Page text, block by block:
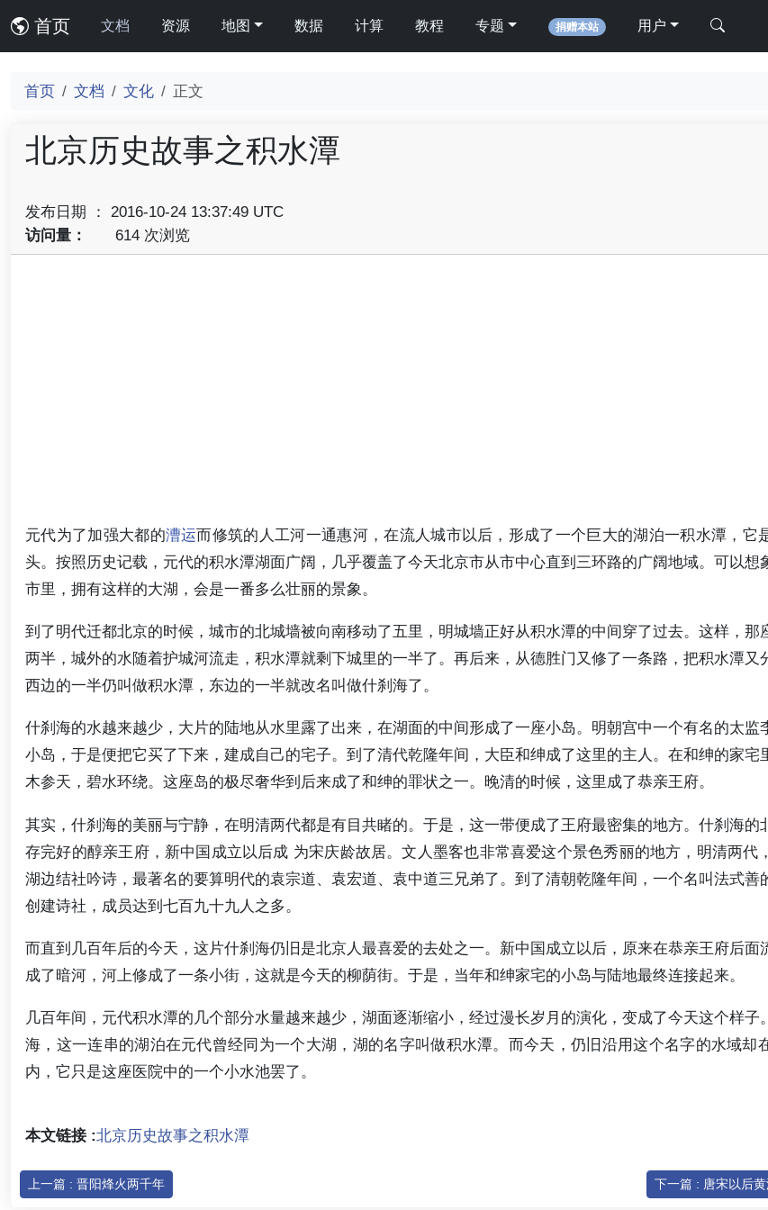
首页 文档 资源 地图 数据 计算 教程 专题 捐赠本站 用户
首页 文档 文化 正文
北京历史故事之积水潭
发布日期 ： 2016-10-24 13:37:49 UTC
访问量：
614 次浏览
元代为了加强大都的漕运而修筑的人工河一通惠河，在流人城市以后，形成了一个巨大的湖泊一积水潭，它
头。按照历史记载，元代的积水潭湖面广阔，几乎覆盖了今天北京市从市中心直到三环路的广阔地域。可以想
市里，拥有这样的大湖，会是一番多么壮丽的景象。
到了明代迁都北京的时候，城市的北城墙被向南移动了五里，明城墙正好从积水潭的中间穿了过去。这样，那
两半，城外的水随着护城河流走，积水潭就剩下城里的一半了。再后来，从德胜门又修了一条路，把积水潭又
西边的一半仍叫做积水潭，东边的一半就改名叫做什刹海了。
什刹海的水越来越少，大片的陆地从水里露了出来，在湖面的中间形成了一座小岛。明朝宫中一个有名的太监
小岛，于是便把它买了下来，建成自己的宅子。到了清代乾隆年间，大臣和绅成了这里的主人。在和绅的家宅
木参天，碧水环绕。这座岛的极尽奢华到后来成了和绅的罪状之一。晚清的时候，这里成了恭亲王府。
其实，什刹海的美丽与宁静，在明清两代都是有目共睹的。于是，这一带便成了王府最密集的地方。什刹海的
存完好的醇亲王府，新中国成立以后成 为宋庆龄故居。文人墨客也非常喜爱这个景色秀丽的地方，明清两代
湖边结社吟诗，最著名的要算明代的袁宗道、袁宏道、袁中道三兄弟了。到了清朝乾隆年间，一个名叫法式善
创建诗社，成员达到七百九十九人之多。
而直到几百年后的今天，这片什刹海仍旧是北京人最喜爱的去处之一。新中国成立以后，原来在恭亲王府后面
成了暗河，河上修成了一条小街，这就是今天的柳荫街。于是，当年和绅家宅的小岛与陆地最终连接起来。
几百年间，元代积水潭的几个部分水量越来越少，湖面逐渐缩小，经过漫长岁月的演化，变成了今天这个样子
海，这一连串的湖泊在元代曾经同为一个大湖，湖的名字叫做积水潭。而今天，仍旧沿用这个名字的水域却
内，它只是这座医院中的一个小水池罢了。
本文链接 :北京历史故事之积水潭
上一篇 : 晋阳烽火两千年 下一篇 : 唐宋以后